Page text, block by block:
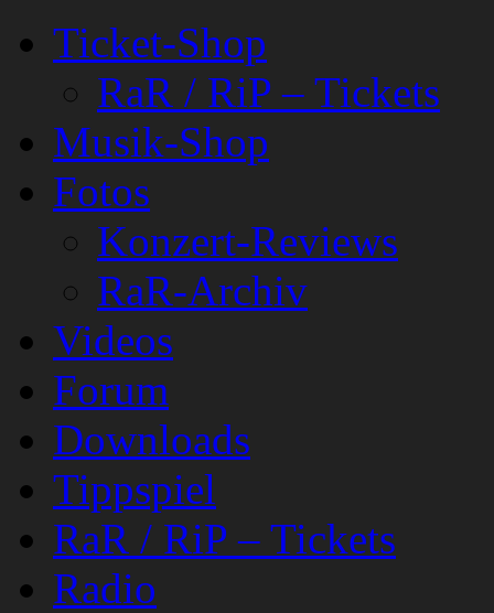
Ticket-Shop
RaR / RiP – Tickets
Musik-Shop
Fotos
Konzert-Reviews
RaR-Archiv
Videos
Forum
Downloads
Tippspiel
RaR / RiP – Tickets
Radio